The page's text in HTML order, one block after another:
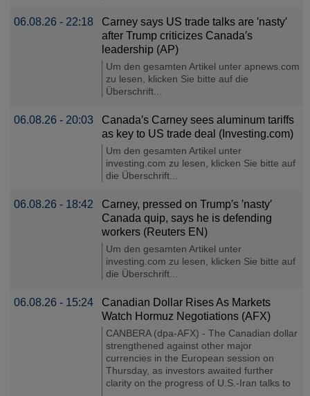
06.08.26 - 22:18
Carney says US trade talks are ′nasty′
after Trump criticizes Canada′s
leadership (AP)
Um den gesamten Artikel unter apnews.com
zu lesen, klicken Sie bitte auf die
Überschrift...
06.08.26 - 20:03
Canada′s Carney sees aluminum tariffs
as key to US trade deal (Investing.com)
Um den gesamten Artikel unter
investing.com zu lesen, klicken Sie bitte auf
die Überschrift...
06.08.26 - 18:42
Carney, pressed on Trump′s ′nasty′
Canada quip, says he is defending
workers (Reuters EN)
Um den gesamten Artikel unter
investing.com zu lesen, klicken Sie bitte auf
die Überschrift...
06.08.26 - 15:24
Canadian Dollar Rises As Markets
Watch Hormuz Negotiations (AFX)
CANBERA (dpa-AFX) - The Canadian dollar
strengthened against other major
currencies in the European session on
Thursday, as investors awaited further
clarity on the progress of U.S.-Iran talks to